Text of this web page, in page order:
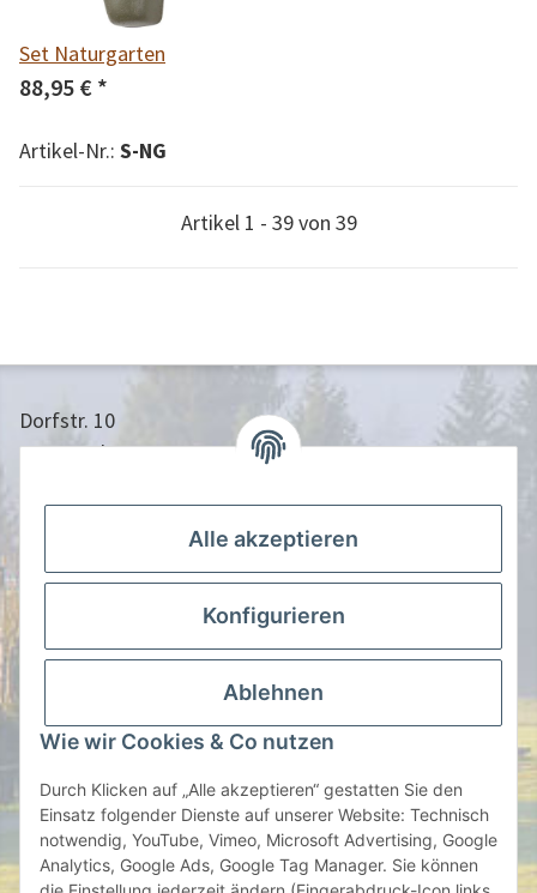
Alle akzeptieren
Konfigurieren
Ablehnen
Wie wir Cookies & Co nutzen
Durch Klicken auf „Alle akzeptieren“ gestatten Sie den
Einsatz folgender Dienste auf unserer Website: Technisch
notwendig, YouTube, Vimeo, Microsoft Advertising, Google
Analytics, Google Ads, Google Tag Manager. Sie können
Set Naturgarten
88,95 € *
Artikel-Nr.: S-NG
Artikel 1 - 39 von 39
Dorfstr. 10
24613 Aukrug
Gesetzliche Informationen
Information
oder auf Rechnung | Vorauskasse